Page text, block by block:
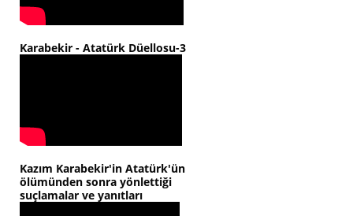
Karabekir - Atatürk Düellosu-3
Kazım Karabekir'in Atatürk'ün
ölümünden sonra yönlettiği
suçlamalar ve yanıtları